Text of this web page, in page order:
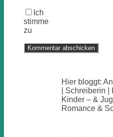
Ich
stimme
zu
Hier bloggt:
| Schreiberin
Kinder – &
Romance &